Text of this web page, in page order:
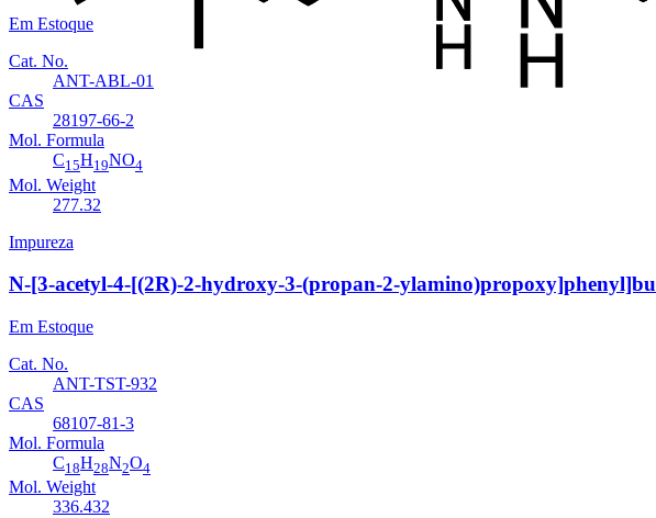
Em Estoque
Cat. No.
ANT-ABL-01
CAS
28197-66-2
Mol. Formula
C15H19NO4
Mol. Weight
277.32
Impureza
N-[3-acetyl-4-[(2R)-2-hydroxy-3-(propan-2-
Em Estoque
Cat. No.
ANT-TST-932
CAS
68107-81-3
Mol. Formula
C18H28N2O4
Mol. Weight
336.432